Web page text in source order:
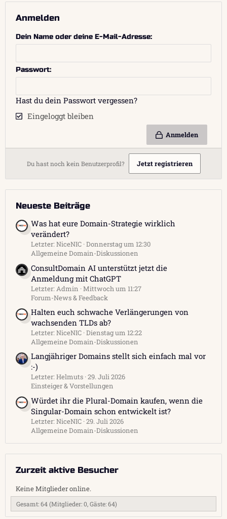
Anmelden
Dein Name oder deine E-Mail-Adresse
Passwort
Hast du dein Passwort vergessen?
Eingeloggt bleiben
Anmelden
Du hast noch kein Benutzerprofil? Jetzt registrieren
Neueste Beiträge
Was hat eure Domain-Strategie wirklich
verändert?
Letzter: NiceNIC Donnerstag um 12:30
Allgemeine Domain-Diskussionen
ConsultDomain AI unterstützt jetzt die
Anmeldung mit ChatGPT
Letzter: Admin Mittwoch um 11:27
Forum-News & Feedback
Halten euch schwache Verlängerungen von
wachsenden TLDs ab?
Letzter: NiceNIC Dienstag um 12:22
Allgemeine Domain-Diskussionen
Langjähriger Domains stellt sich einfach mal vor
:-)
Letzter: Helmuts 29. Juli 2026
Einsteiger & Vorstellungen
Würdet ihr die Plural-Domain kaufen, wenn die
Singular-Domain schon entwickelt ist?
Letzter: NiceNIC 29. Juli 2026
Allgemeine Domain-Diskussionen
Zurzeit aktive Besucher
Keine Mitglieder online.
Gesamt: 64 (Mitglieder: 0, Gäste: 64)